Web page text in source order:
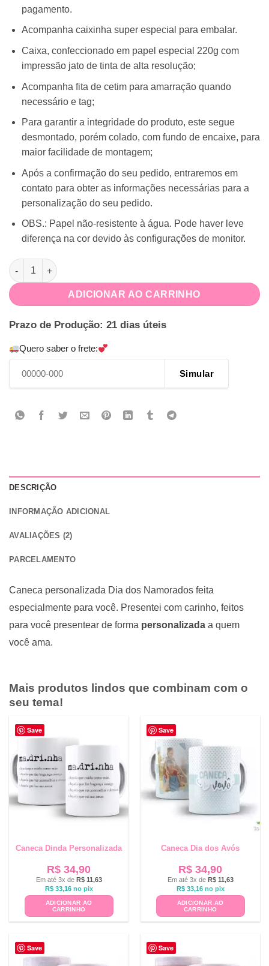
pagamento.
Acompanha caixinha super especial para embalar.
Caixa, confeccionado em papel especial 220g com
impressão jato de tinta de alta resolução;
Acompanha fita de cetim para amarração quando
necessário e tag;
Para garantir a integridade do produto, este segue
desmontado, porém colado, com fundo de encaixe, para
maior facilidade de montagem;
Após a confirmação do seu pedido, entraremos em
contato para obter as informações necessárias para a
personalização do seu pedido.
OBS.: Papel não-resistente à água. Pode haver leve
diferença na cor devido às configurações de monitor.
Caneca Dia dos Namorados quantidade
ADICIONAR AO CARRINHO
Prazo de Produção: 21 dias úteis
Quero saber o frete:
Simular
DESCRIÇÃO
INFORMAÇÃO ADICIONAL
AVALIAÇÕES (2)
PARCELAMENTO
Caneca personalizada Dia dos Namorados feita
especialmente para você. Presentei com carinho, feitos
para você presentear de forma personalizada a quem
você ama.
Mais produtos lindos que combinam com o
seu tema!
Save
Caneca Dinda Personalizada
R$ 34,90
Em até 3x de R$11,63
R$33,16 no pix
ADICIONAR AO
CARRINHO
Save
Caneca Dia dos Avós
R$ 34,90
Em até 3x de R$11,63
R$33,16 no pix
ADICIONAR AO
CARRINHO
Save Save